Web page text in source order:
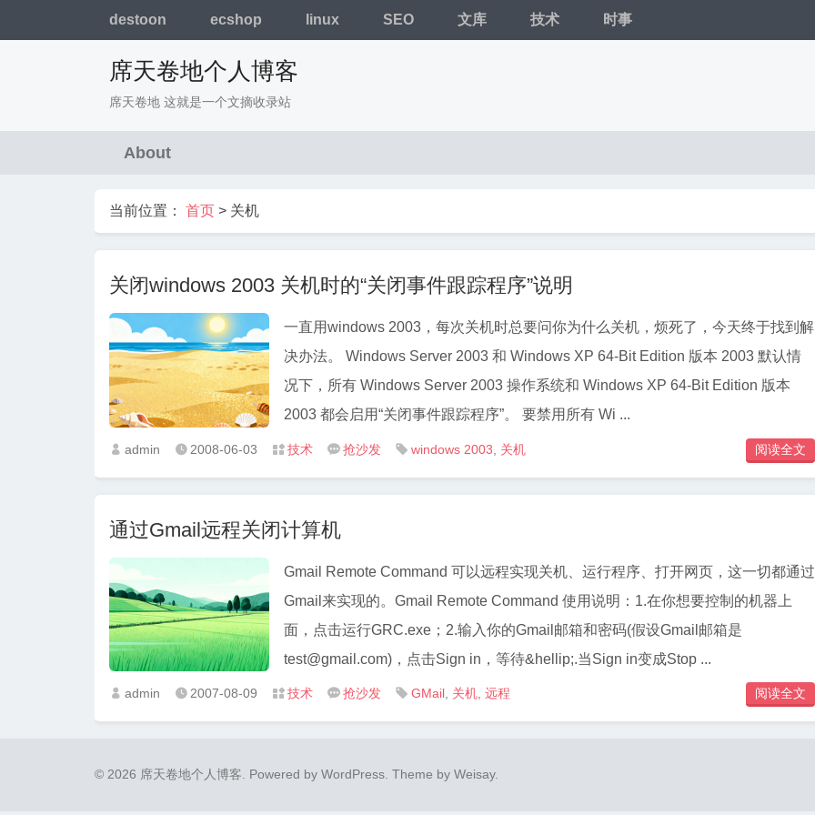
destoon ecshop linux SEO 文库 技术 时事
席天卷地个人博客
席天卷地 这就是一个文摘收录站
About
当前位置： 首页 > 关机
关闭windows 2003 关机时的“关闭事件跟踪程序”说明
一直用windows 2003，每次关机时总要问你为什么关机，烦死了，今天终于找到解
决办法。 Windows Server 2003 和 Windows XP 64-Bit Edition 版本 2003 默认情
况下，所有 Windows Server 2003 操作系统和 Windows XP 64-Bit Edition 版本
2003 都会启用“关闭事件跟踪程序”。 要禁用所有 Wi ...
 admin  2008-06-03  技术  抢沙发  windows 2003 关机 阅读全文
通过Gmail远程关闭计算机
Gmail Remote Command 可以远程实现关机、运行程序、打开网页，这一切都通过
Gmail来实现的。Gmail Remote Command 使用说明：1.在你想要控制的机器上
面，点击运行GRC.exe；2.输入你的Gmail邮箱和密码(假设Gmail邮箱是
test@gmail.com)，点击Sign in，等待&hellip;.当Sign in变成Stop ...
 admin  2007-08-09  技术  抢沙发  GMail 关机 远程 阅读全文
© 2026 席天卷地个人博客. Powered by WordPress. Theme by Weisay.